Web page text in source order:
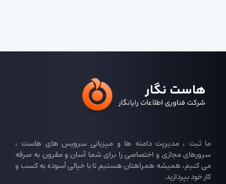
ما ثبت ، مدیریت دامنه ها و میزبانی سرویس های هاست ،
سرورهای مجازی و اختصاصی را برای شما آسان و مقرون به صرفه
می کنیم، همیشه همراهتان هستیم تا با خیالی آسوده به کسب و
کار خود بپردازید.